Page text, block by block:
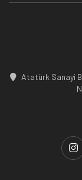
Atatürk Sanayi